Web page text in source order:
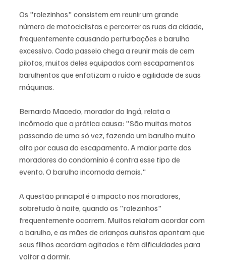
Os "rolezinhos" consistem em reunir um grande
número de motociclistas e percorrer as ruas da cidade,
frequentemente causando perturbações e barulho
excessivo. Cada passeio chega a reunir mais de cem
pilotos, muitos deles equipados com escapamentos
barulhentos que enfatizam o ruído e agilidade de suas
máquinas.
Bernardo Macedo, morador do Ingá, relata o
incômodo que a prática causa: "São muitas motos
passando de uma só vez, fazendo um barulho muito
alto por causa do escapamento. A maior parte dos
moradores do condomínio é contra esse tipo de
evento. O barulho incomoda demais."
A questão principal é o impacto nos moradores,
sobretudo à noite, quando os "rolezinhos"
frequentemente ocorrem. Muitos relatam acordar com
o barulho, e as mães de crianças autistas apontam que
seus filhos acordam agitados e têm dificuldades para
voltar a dormir.